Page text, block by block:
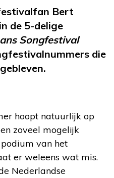
Bert
de 5-delige
Songfestival
die
hoopt natuurlijk op
zoveel mogelijk
van het
er weleens wat mis.
Nederlandse